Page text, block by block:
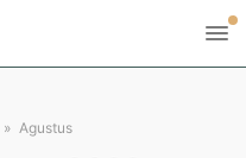
Agustus